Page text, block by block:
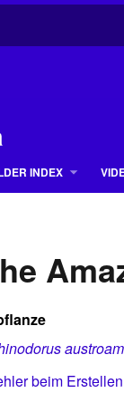
INDEX
beim Erstellen